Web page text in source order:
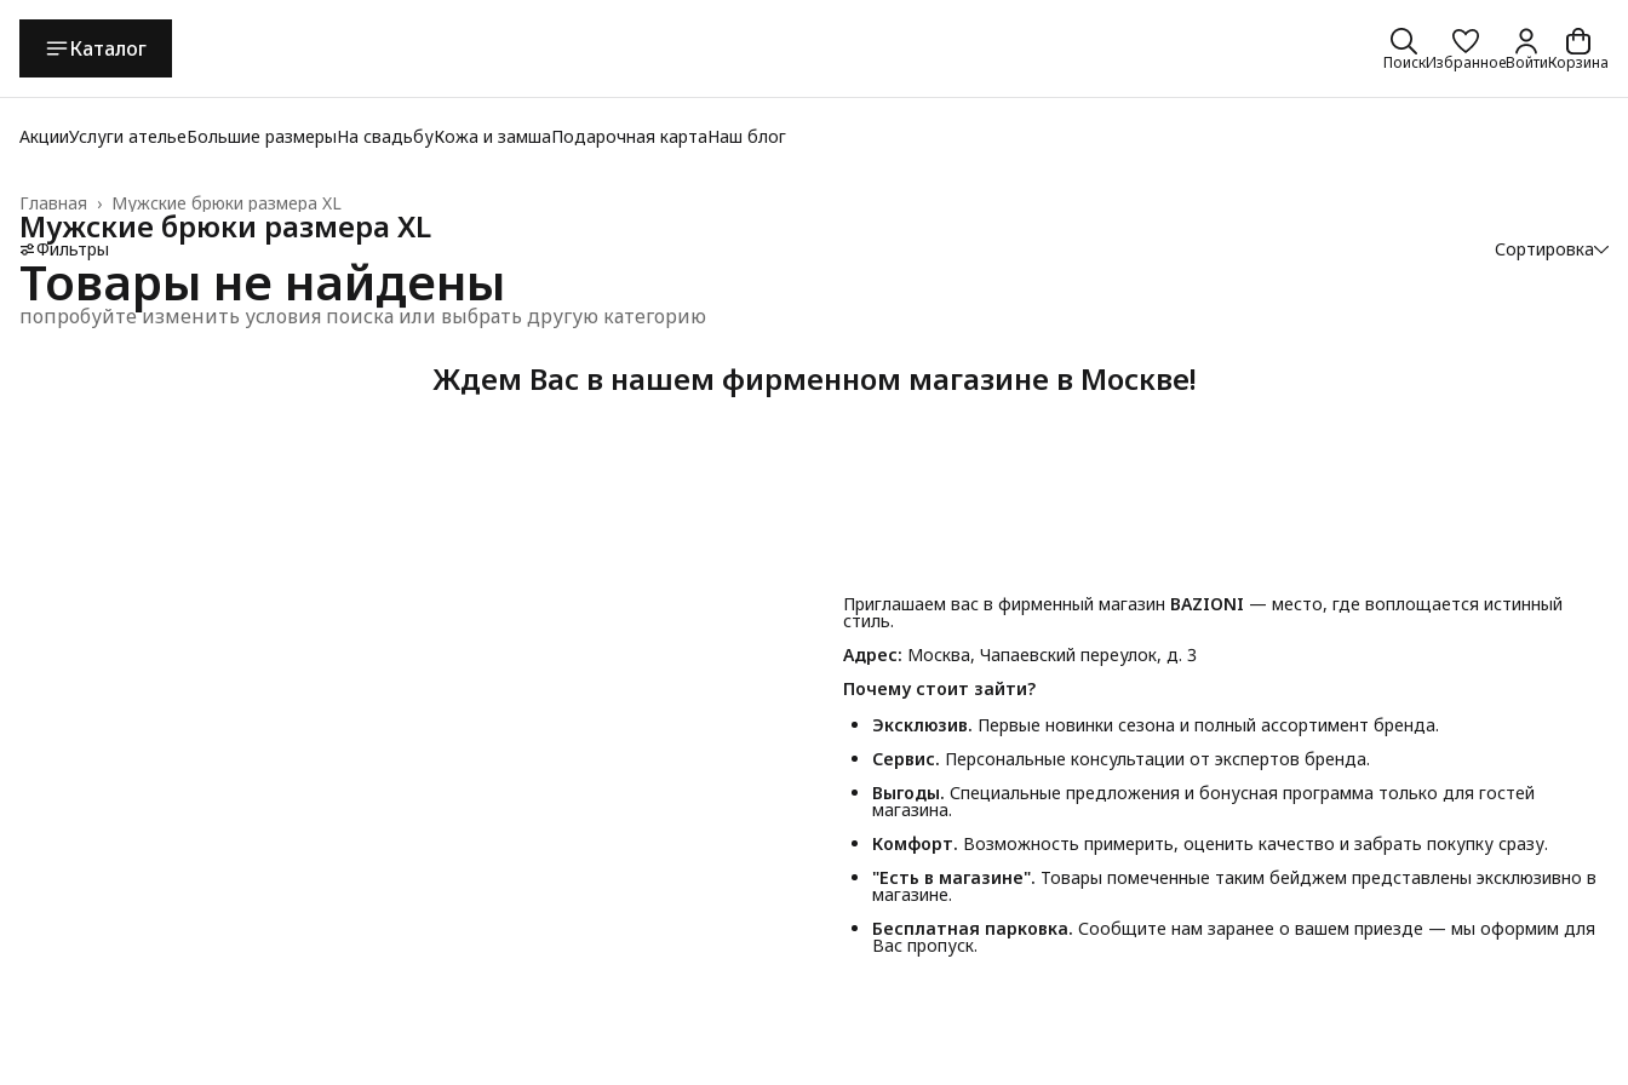
Каталог
ПоискИзбранноеВойтиКорзина
АкцииУслуги ательеБольшие размерыНа свадьбуКожа и замшаПодарочная картаНаш блог
Мужские брюки размера XL
Главная ›
Мужские брюки размера XL
Фильтры Сортировка
Товары не найдены
попробуйте изменить условия поиска или выбрать другую категорию
Ждем Вас в нашем фирменном магазине в Москве!
Приглашаем вас в фирменный магазин BAZIONI — место, где воплощается истинный
стиль.
Адрес: Москва, Чапаевский переулок, д. 3
Почему стоит зайти?
Эксклюзив. Первые новинки сезона и полный ассортимент бренда.
Сервис. Персональные консультации от экспертов бренда.
Выгоды. Специальные предложения и бонусная программа только для гостей
магазина.
Комфорт. Возможность примерить, оценить качество и забрать покупку сразу.
"Есть в магазине". Товары помеченные таким бейджем представлены эксклюзивно в
магазине.
Бесплатная парковка. Сообщите нам заранее о вашем приезде — мы оформим для
Вас пропуск.